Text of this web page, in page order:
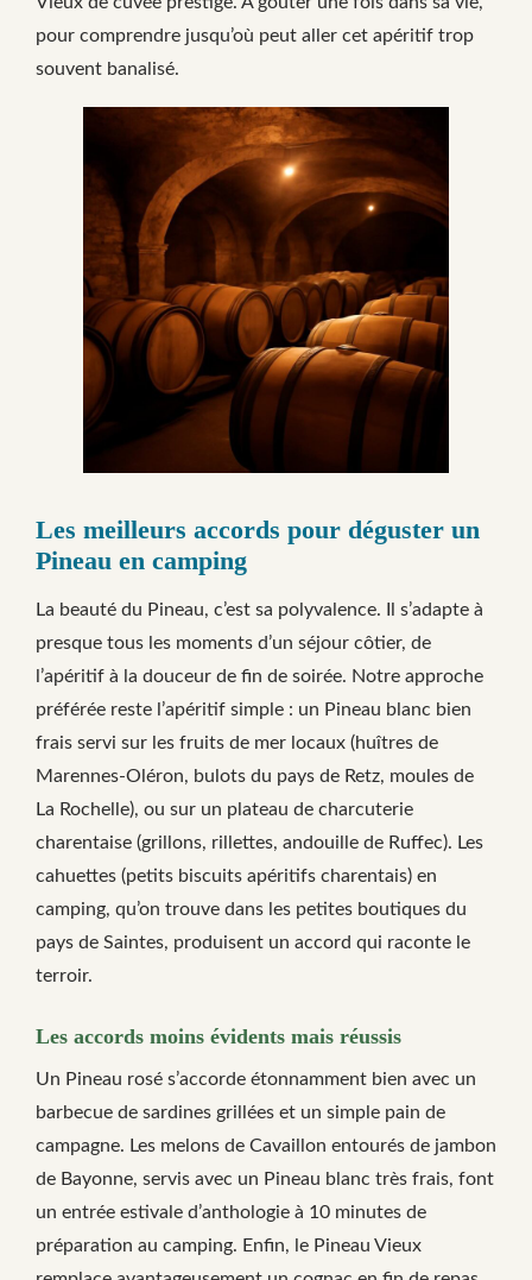
pour comprendre jusqu’où peut aller cet apéritif trop
souvent banalisé.
Les meilleurs accords pour déguster un
Pineau en camping
La beauté du Pineau, c’est sa polyvalence. Il s’adapte à
presque tous les moments d’un séjour côtier, de
l’apéritif à la douceur de fin de soirée. Notre approche
préférée reste l’apéritif simple : un Pineau blanc bien
frais servi sur les fruits de mer locaux (huîtres de
Marennes-Oléron, bulots du pays de Retz, moules de
La Rochelle), ou sur un plateau de charcuterie
charentaise (grillons, rillettes, andouille de Ruffec). Les
cahuettes (petits biscuits apéritifs charentais) en
camping, qu’on trouve dans les petites boutiques du
pays de Saintes, produisent un accord qui raconte le
terroir.
Les accords moins évidents mais réussis
Un Pineau rosé s’accorde étonnamment bien avec un
barbecue de sardines grillées et un simple pain de
campagne. Les melons de Cavaillon entourés de jambon
de Bayonne, servis avec un Pineau blanc très frais, font
un entrée estivale d’anthologie à 10 minutes de
préparation au camping. Enfin, le Pineau Vieux